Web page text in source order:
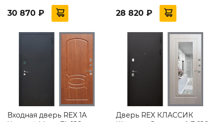
30 870 ₽ 28 820 ₽
Входная дверь REX 1A
Дверь REX КЛАССИК